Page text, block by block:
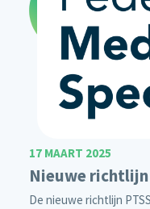
17 MAART 2025
Nieuwe richtlijn
De nieuwe richtlijn